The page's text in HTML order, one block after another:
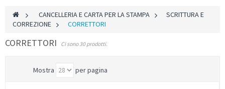
> CANCELLERIA E CARTA PER LA STAMPA >
SCRITTURA E
CORREZIONE > CORRETTORI
CORRETTORI Ci sono 30 prodotti.
Mostra per pagina